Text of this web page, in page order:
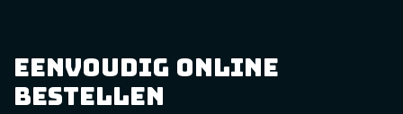
eenvoudig online
bestellen